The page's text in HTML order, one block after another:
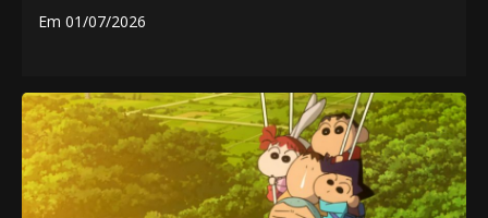
Em 01/07/2026